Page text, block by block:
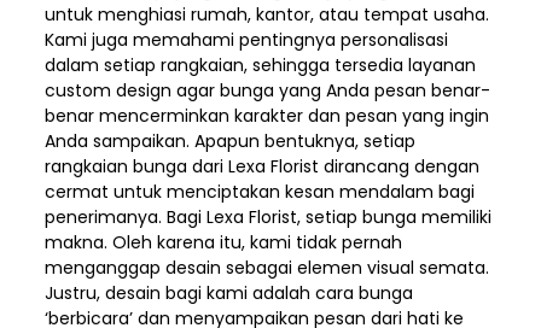
untuk menghiasi rumah, kantor, atau tempat usaha.
Kami juga memahami pentingnya personalisasi
dalam setiap rangkaian, sehingga tersedia layanan
custom design agar bunga yang Anda pesan benar-
benar mencerminkan karakter dan pesan yang ingin
Anda sampaikan. Apapun bentuknya, setiap
rangkaian bunga dari Lexa Florist dirancang dengan
cermat untuk menciptakan kesan mendalam bagi
penerimanya. Bagi Lexa Florist, setiap bunga memiliki
makna. Oleh karena itu, kami tidak pernah
menganggap desain sebagai elemen visual semata.
Justru, desain bagi kami adalah cara bunga
‘berbicara’ dan menyampaikan pesan dari hati ke